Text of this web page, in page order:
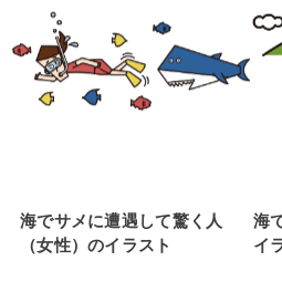
海でサメに遭遇して驚く人
（女性）のイラスト
海
イ